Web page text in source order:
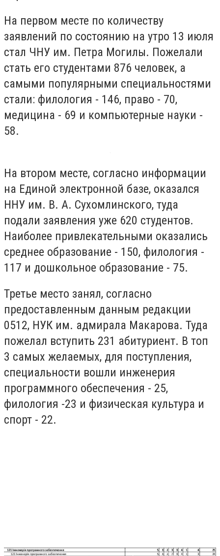
На первом месте по количеству
заявлений по состоянию на утро 13 июля
стал ЧНУ им. Петра Могилы. Пожелали
стать его студентами 876 человек, а
самыми популярными специальностями
стали: филология - 146, право - 70,
медицина - 69 и компьютерные науки -
58.
На втором месте, согласно информации
на Единой электронной базе, оказался
ННУ им. В. А. Сухомлинского, туда
подали заявления уже 620 студентов.
Наиболее привлекательными оказались
среднее образование - 150, филология -
117 и дошкольное образование - 75.
Третье место занял, согласно
предоставленным данным редакции
0512, НУК им. адмирала Макарова. Туда
пожелал вступить 231 абитуриент. В топ
3 самых желаемых, для поступления,
специальности вошли инженерия
программного обеспечения - 25,
филология -23 и физическая культура и
спорт - 22.